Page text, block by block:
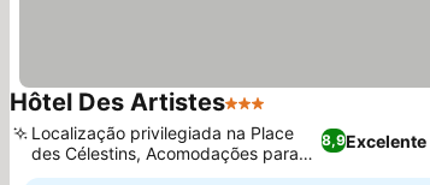
Hôtel Des Artistes3 Estrelas
8,9Excelente
Localização privilegiada na Place
des Célestins, Acomodações para
famílias